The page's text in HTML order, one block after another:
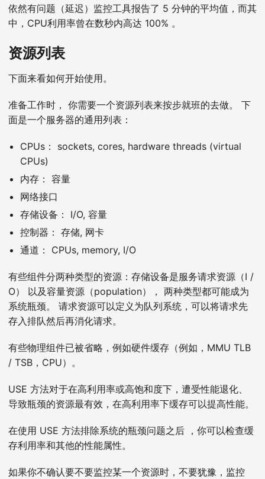
依然有问题（延迟）监控工具报告了 5 分钟的平均值，而其
中，CPU利用率曾在数秒内高达 100% 。
资源列表
下面来看如何开始使用。
准备工作时， 你需要一个资源列表来按步就班的去做。 下
面是一个服务器的通用列表：
CPUs： sockets, cores, hardware threads (virtual
CPUs)
内存： 容量
网络接口
存储设备： I/O, 容量
控制器： 存储, 网卡
通道： CPUs, memory, I/O
有些组件分两种类型的资源：存储设备是服务请求资源（I /
O） 以及容量资源（population）， 两种类型都可能成为
系统瓶颈。 请求资源可以定义为队列系统，可以将请求先
存入排队然后再消化请求。
有些物理组件已被省略，例如硬件缓存（例如，MMU TLB
/ TSB，CPU）。
USE 方法对于在高利用率或高饱和度下，遭受性能退化、
导致瓶颈的资源最有效，在高利用率下缓存可以提高性能。
在使用 USE 方法排除系统的瓶颈问题之后 ，你可以检查缓
存利用率和其他的性能属性。
如果你不确认要不要监控某一个资源时，不要犹豫，监控